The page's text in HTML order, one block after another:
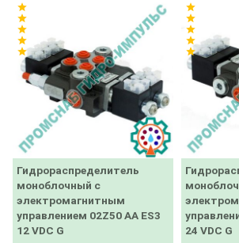
Гидрораспределитель
моноблочный с
электромагнитным
управлением 02Z50 AA ES3
12 VDC G
star
star
star
star
star
24 VDC G
star
star
star
star
star